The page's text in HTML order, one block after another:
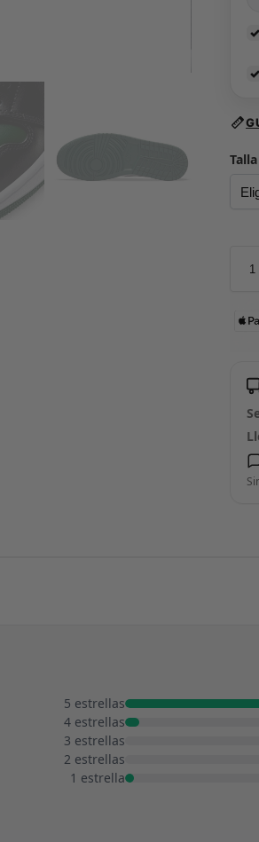
✓
✓
Talla
5 estrellas
4 estrellas
3 estrellas
2 estrellas
1 estrella